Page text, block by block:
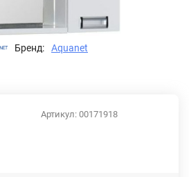
Бренд: Aquanet
Артикул: 00171918